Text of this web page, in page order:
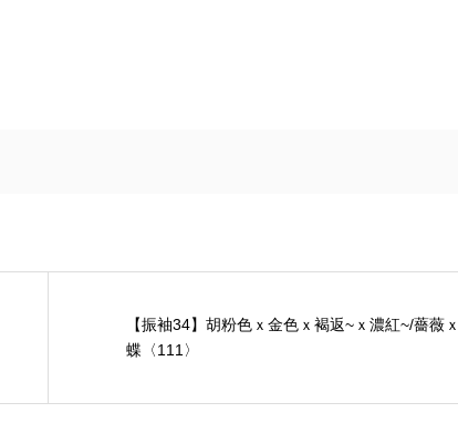
【振袖34】胡粉色ｘ金色ｘ褐返~ｘ濃紅~/薔薇ｘ
蝶〈111〉